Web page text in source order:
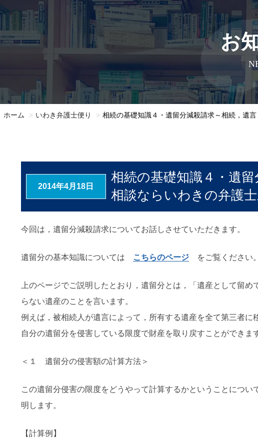
各種法人支援
保険代理店監査
倒産・再生
内部通報制度
債務整理
お
ホーム いわき弁護士便り 相続の基礎知識４・遺留分減殺請求～相続，遺
2014年4月18日
相続の基礎知識４・遺
相談ならいわきの弁護
今回は，遺留分減殺請求についてお話しさせていただきます。
遺留分の基本知識については こちらのページ をご覧ください。
上のページでご説明したとおり，遺留分とは，「遺産として留
らない遺産のことを言います。
例えば，被相続人が遺言によって，所有する遺産を全て第三者
自分の遺留分を侵害している限度で財産を取り戻すことができま
＜１ 遺留分の侵害額の計算方法＞
この遺留分侵害の限度をどうやって計算するかということにつ
明します。
【計算例】